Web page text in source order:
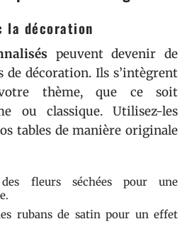
la décoration
peuvent devenir de
de décoration. Ils s’intègrent
thème, que ce soit
ou classique. Utilisez-les
tables de manière originale
fleurs séchées pour une
rubans de satin pour un effet